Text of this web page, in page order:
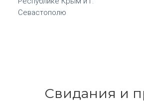
Севастополю
Свидания и